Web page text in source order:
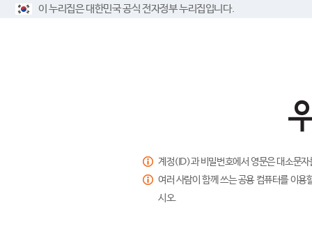
이 누리집은 대한민국 공식 전자정부 누리집입니다.
계정(ID)과 비밀번호에서 영문은 대소문
여러 사람이 함께 쓰는 공용 컴퓨터를 이
시오.